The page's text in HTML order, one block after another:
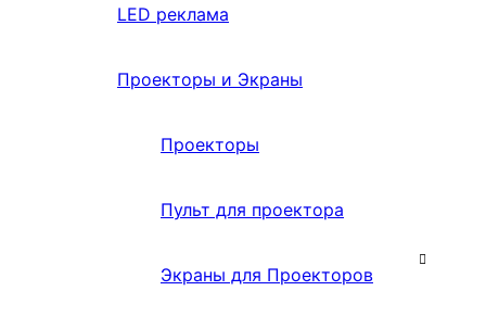
LED реклама
Проекторы и Экраны
Проекторы
Пульт для проектора
Экраны для Проекторов